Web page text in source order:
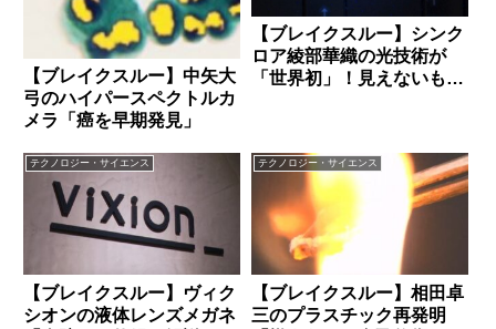
【ブレイクスルー】中矢大
弓のハイパースペクトルカ
メラ「癌を早期発見」
【ブレイクスルー】シンク
ロア綾部華織の光技術が
「世界初」！見えないもの
テクノロジー・サイエンス
【ブレイクスルー】ヴィク
シオンの液体レンズメガネ
テクノロジー・サイエンス
【ブレイクスルー】相田卓
三のプラスチック再発明